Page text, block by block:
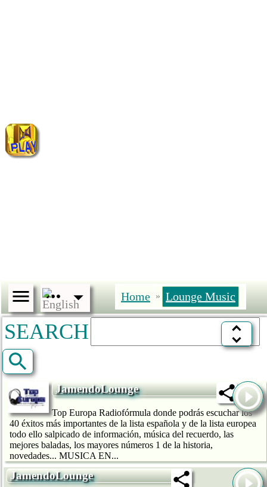
Home » Lounge Music
SEARCH
JamendoLounge
Top Europa Radiofórmula donde podrás escuchar los
40 éxitos más importantes de la lista española y de la lista europea
todo ello salpicado de información, música del recuerdo, las
mejores baladas, los mayores números 1 de la historia,
novedades... MUSICA EN...
JamendoLounge